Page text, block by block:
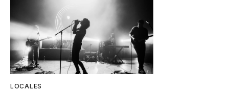
LOCALES